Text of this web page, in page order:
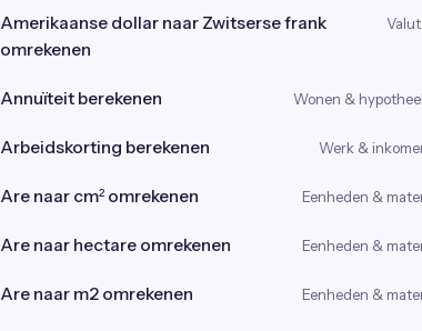
Amerikaanse dollar naar Zwitserse frank
omrekenen
Annuïteit berekenen Wonen &
Arbeidskorting berekenen Werk &
Are naar cm² omrekenen Eenheden &
Are naar hectare omrekenen Eenheden &
Are naar m2 omrekenen Eenheden &